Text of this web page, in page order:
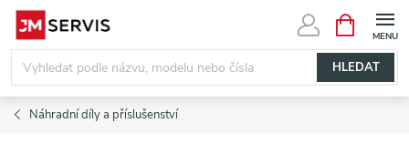
Přejít
obsah
HLEDAT
NÁKUPNÍ
KOŠÍK
Náhradní díly a příslušenství